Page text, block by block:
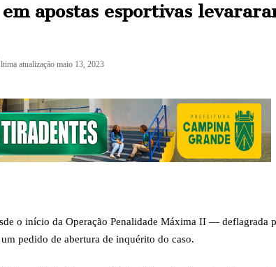
em apostas esportivas
atualização maio 13, 2023
o início da Operação Penalidade Máxima II —
pedido de abertura de inquérito do caso.